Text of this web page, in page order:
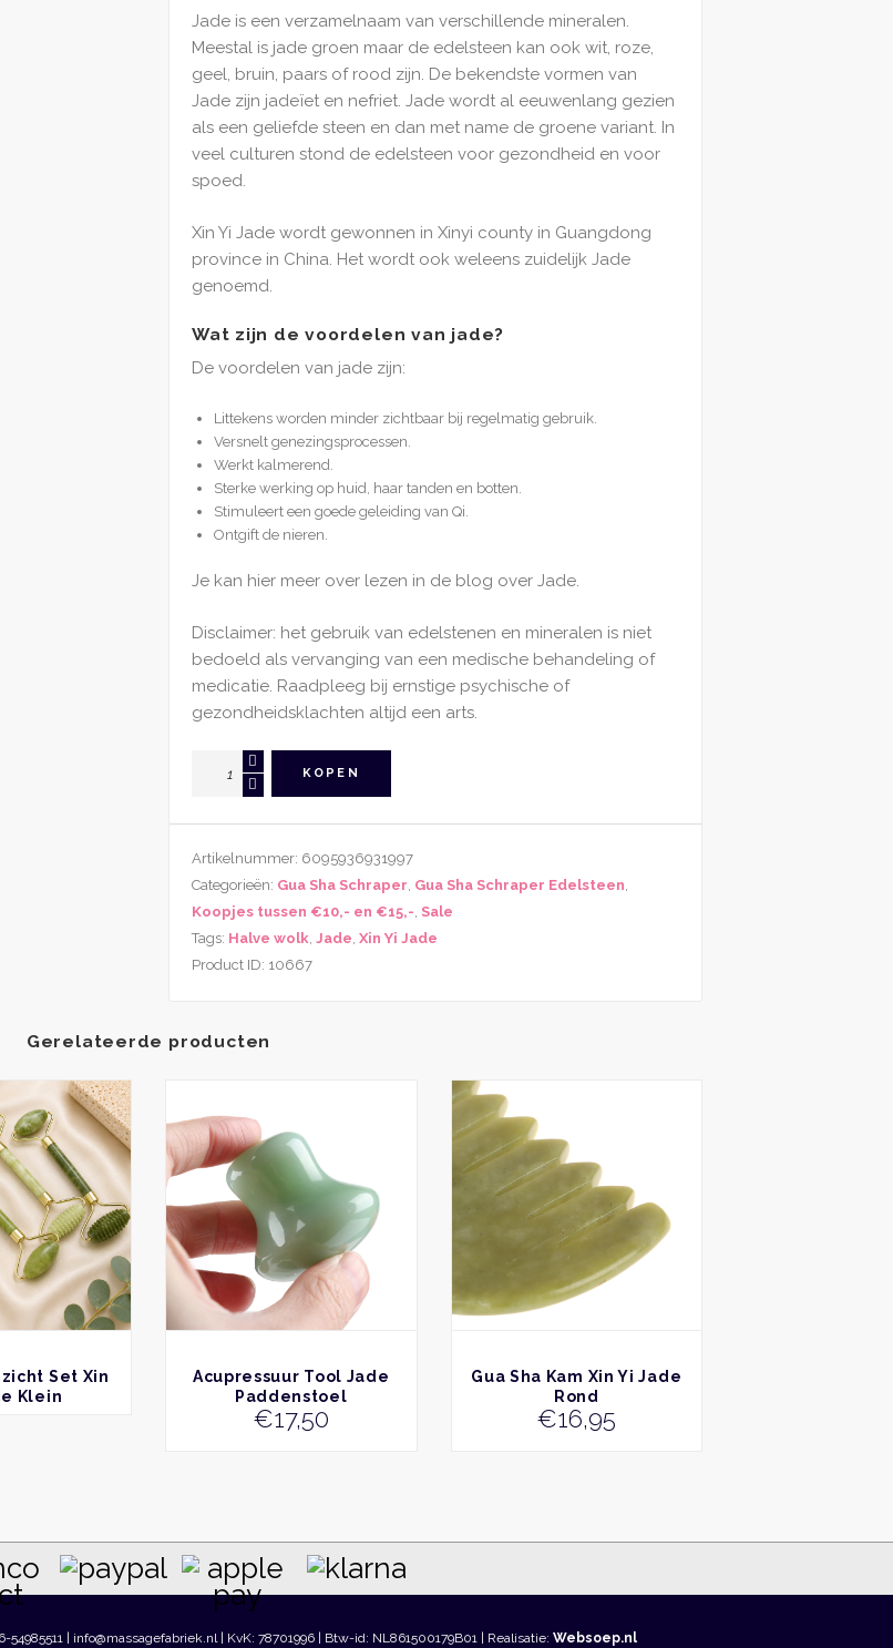
Jade is een verzamelnaam van verschillende mineralen.
Meestal is jade groen maar de edelsteen kan ook wit, roze,
geel, bruin, paars of rood zijn. De bekendste vormen van
Jade zijn jadeïet en nefriet. Jade wordt al eeuwenlang gezien
als een geliefde steen en dan met name de groene variant. In
veel culturen stond de edelsteen voor gezondheid en voor
spoed.
Xin Yi Jade wordt gewonnen in Xinyi county in Guangdong
province in China. Het wordt ook weleens zuidelijk Jade
genoemd.
Wat zijn de voordelen van jade?
De voordelen van jade zijn:
Littekens worden minder zichtbaar bij regelmatig gebruik.
Versnelt genezingsprocessen.
Werkt kalmerend.
Sterke werking op huid, haar tanden en botten.
Stimuleert een goede geleiding van Qi.
Ontgift de nieren.
Je kan hier meer over lezen in de blog over Jade.
Disclaimer: het gebruik van edelstenen en mineralen is niet
bedoeld als vervanging van een medische behandeling of
medicatie. Raadpleeg bij ernstige psychische of
gezondheidsklachten altijd een arts.
Yi
Jade
Halve
Wolk
Vorm
KOPEN
Artikelnummer: 6095936931997
Categorieën: Gua Sha Schraper, Gua Sha Schraper Edelsteen,
Koopjes tussen €10,- en €15,-, Sale
Tags: Halve wolk, Jade, Xin Yi Jade
Product ID: 10667
Gerelateerde producten
Set Xin
Klein
BEKIJK
Acupressuur Tool Jade
Paddenstoel
€17,50
BEKIJK
Gua Sha Kam Xin Yi Jade
Rond
€16,95
54985511 | info@massagefabriek.nl | KvK: 78701996 | Btw-id: NL861500179B01 | Realisatie: Websoep.nl